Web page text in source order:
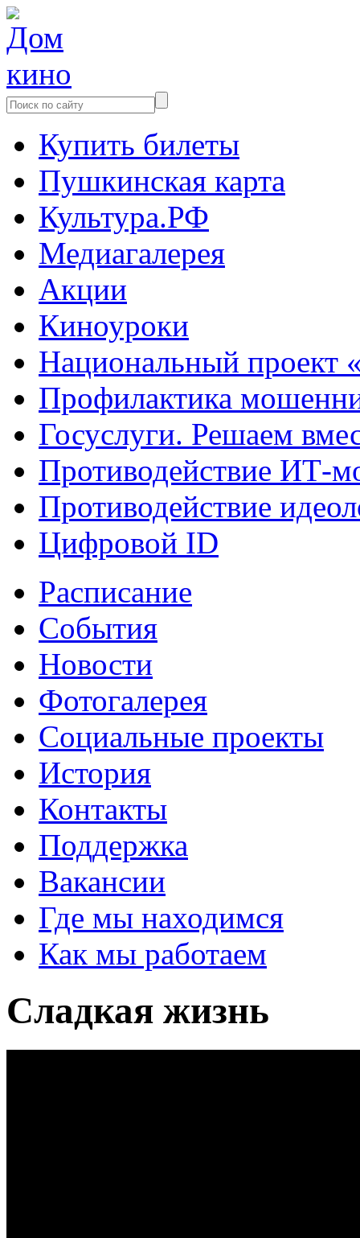
Купить билеты
Пушкинская карта
Культура.РФ
Медиагалерея
Акции
Киноуроки
Национальный проект
Профилактика
Госуслуги. Решаем
Противодействие ИТ-
Противодействие
Цифровой ID
Расписание
События
Новости
Фотогалерея
Социальные проекты
История
Контакты
Поддержка
Вакансии
Где мы находимся
Как мы работаем
Сладкая жизнь